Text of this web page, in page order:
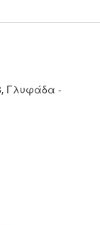
Γλυφάδα -